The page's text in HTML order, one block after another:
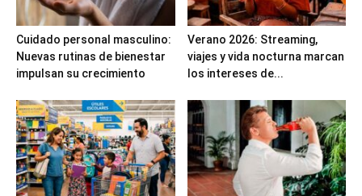
Cuidado personal masculino:
Nuevas rutinas de bienestar
impulsan su crecimiento
Verano 2026: Streaming,
viajes y vida nocturna marcan
los intereses de...